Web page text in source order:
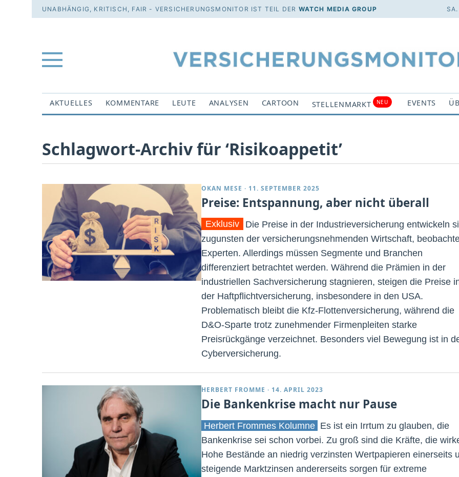
UNABHÄNGIG, KRITISCH, FAIR - VERSICHERUNGSMONITOR IST TEIL DER WATCH MEDIA GROUP
AKTUELLES KOMMENTARE LEUTE ANALYSEN CARTOON STELLENMARKT NEU EVENTS
Schlagwort-Archiv für ‘Risikoappetit’
OKAN MESE · 11. SEPTEMBER 2025
Preise: Entspannung, aber nicht überall
Exklusiv
Die Preise in der Industrieversicherung entwickeln
zugunsten der versicherungsnehmenden Wirtschaft,
Experten. Allerdings müssen Segmente und Branchen
differenziert betrachtet werden. Während die Prämien in der
industriellen Sachversicherung stagnieren, steigen die Preise
der Haftpflichtversicherung, insbesondere in den USA.
Problematisch bleibt die Kfz-Flottenversicherung, während die
D&O-Sparte trotz zunehmender Firmenpleiten starke
Preisrückgänge verzeichnet. Besonders viel Bewegung ist in
Cyberversicherung.
HERBERT FROMME · 14. APRIL 2023
Die Bankenkrise macht nur Pause
Herbert Frommes Kolumne Es ist ein Irrtum zu glauben, die
Bankenkrise sei schon vorbei. Zu groß sind die Kräfte, die
Hohe Bestände an niedrig verzinsten Wertpapieren einerseits
steigende Marktzinsen andererseits sorgen für extreme